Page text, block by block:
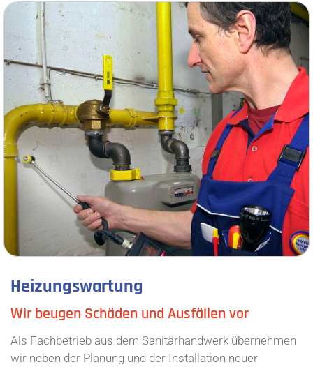
Heizungswartung
Wir beugen Schäden und Ausfällen vor
Als Fachbetrieb aus dem Sanitärhandwerk übernehmen
wir neben der Planung und der Installation neuer